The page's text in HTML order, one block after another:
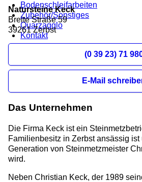
Bodenschleifarbeiten
Zubehör/Sonstiges
Quarzagglo
Kontakt
Natursteine Keck
Breite Straße 59
39261 Zerbst
(0 39 23) 71
E-Mail
Das Unternehmen
Die Firma Keck ist ein
Familienbesitz in Zerbst ansässig ist
Generation von Steinmetzmeister
wird.
Neben Christian Keck, der 1989